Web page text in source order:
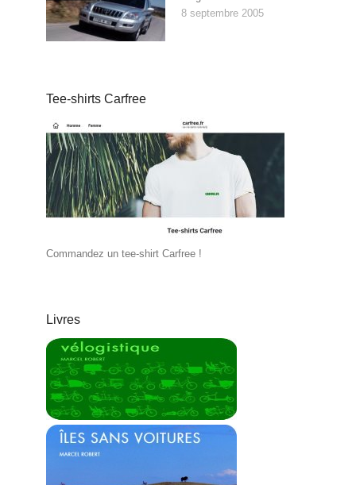
8 septembre 2005
Tee-shirts Carfree
Commandez un tee-shirt Carfree !
Livres